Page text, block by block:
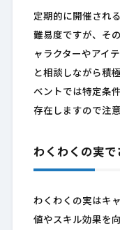
定期的に開催される
難易度ですが、そ
ャラクターやアイ
と相談しながら積
ベントでは特定条
存在しますので注
わくわくの実で
わくわくの実はキ
値やスキル効果を